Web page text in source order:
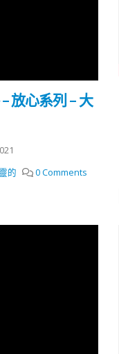
放心系列 – 大
的 0 Comments